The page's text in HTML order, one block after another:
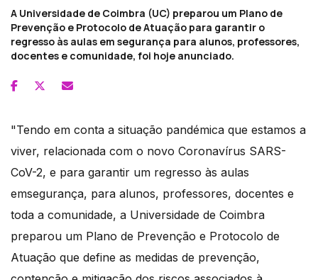
A Universidade de Coimbra (UC) preparou um Plano de
Prevenção e Protocolo de Atuação para garantir o
regresso às aulas em segurança para alunos, professores,
docentes e comunidade, foi hoje anunciado.
"Tendo em conta a situação pandémica que estamos a
viver, relacionada com o novo Coronavírus SARS-
CoV-2, e para garantir um regresso às aulas
emsegurança, para alunos, professores, docentes e
toda a comunidade, a Universidade de Coimbra
preparou um Plano de Prevenção e Protocolo de
Atuação que define as medidas de prevenção,